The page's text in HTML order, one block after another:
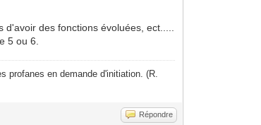
des fonctions évoluées, ect.....
5 ou 6.
profanes en demande d'initiation. (R.
Répondre